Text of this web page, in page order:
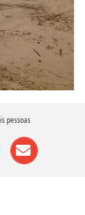
pessoas